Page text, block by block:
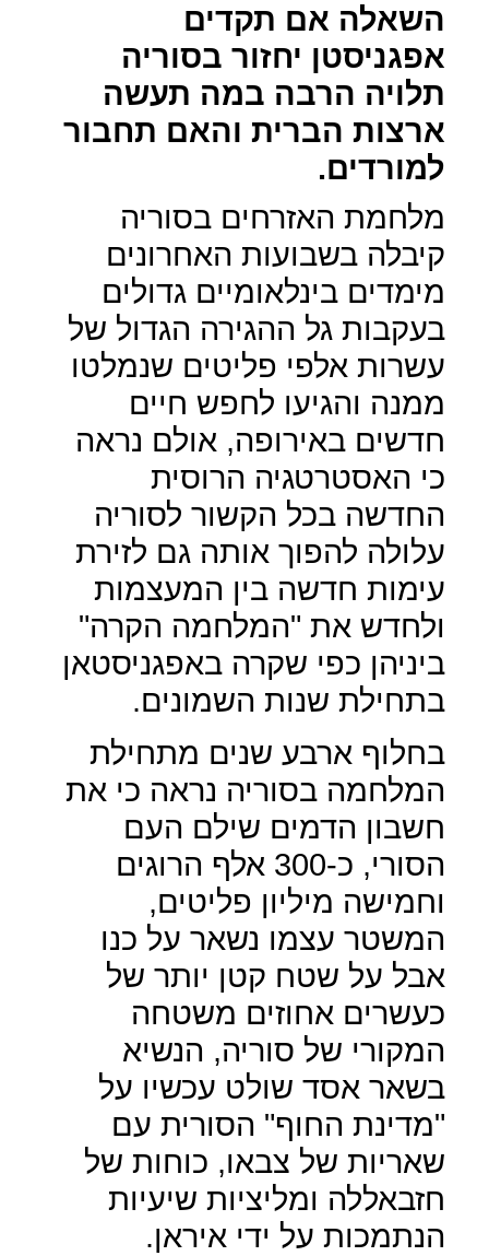
השאלה אם תקדים
אפגניסטן יחזור בסוריה
תלויה הרבה במה תעשה
ארצות הברית והאם תחבור
למורדים.
מלחמת האזרחים בסוריה
קיבלה בשבועות האחרונים
מימדים בינלאומיים גדולים
בעקבות גל ההגירה הגדול של
עשרות אלפי פליטים שנמלטו
ממנה והגיעו לחפש חיים
חדשים באירופה, אולם נראה
כי האסטרטגיה הרוסית
החדשה בכל הקשור לסוריה
עלולה להפוך אותה גם לזירת
עימות חדשה בין המעצמות
ולחדש את "המלחמה הקרה"
ביניהן כפי שקרה באפגניסטאן
בתחילת שנות השמונים.
בחלוף ארבע שנים מתחילת
המלחמה בסוריה נראה כי את
חשבון הדמים שילם העם
הסורי, כ-300 אלף הרוגים
וחמישה מיליון פליטים,
המשטר עצמו נשאר על כנו
אבל על שטח קטן יותר של
כעשרים אחוזים משטחה
המקורי של סוריה, הנשיא
בשאר אסד שולט עכשיו על
"מדינת החוף" הסורית עם
שאריות של צבאו, כוחות של
חזבאללה ומליציות שיעיות
הנתמכות על ידי איראן.